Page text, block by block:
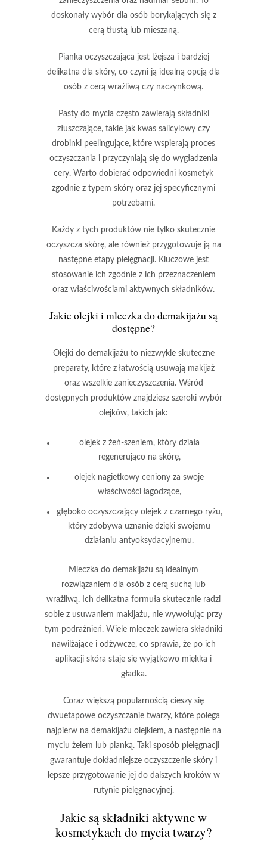
doskonały wybór dla osób borykających się z
cerą tłustą lub mieszaną.
Pianka oczyszczająca jest lżejsza i bardziej
delikatna dla skóry, co czyni ją idealną opcją dla
osób z cerą wrażliwą czy naczynkową.
Pasty do mycia często zawierają składniki
złuszczające, takie jak kwas salicylowy czy
drobinki peelingujące, które wspierają proces
oczyszczania i przyczyniają się do wygładzenia
cery. Warto dobierać odpowiedni kosmetyk
zgodnie z typem skóry oraz jej specyficznymi
potrzebami.
Każdy z tych produktów nie tylko skutecznie
oczyszcza skórę, ale również przygotowuje ją na
następne etapy pielęgnacji. Kluczowe jest
stosowanie ich zgodnie z ich przeznaczeniem
oraz właściwościami aktywnych składników.
Jakie olejki i mleczka do demakijażu są
dostępne?
Olejki do demakijażu to niezwykle skuteczne
preparaty, które z łatwością usuwają makijaż
oraz wszelkie zanieczyszczenia. Wśród
dostępnych produktów znajdziesz szeroki wybór
olejków, takich jak:
olejek z żeń-szeniem, który działa
regenerująco na skórę,
olejek nagietkowy ceniony za swoje
właściwości łagodzące,
głęboko oczyszczający olejek z czarnego ryżu,
który zdobywa uznanie dzięki swojemu
działaniu antyoksydacyjnemu.
Mleczka do demakijażu są idealnym
rozwiązaniem dla osób z cerą suchą lub
wrażliwą. Ich delikatna formuła skutecznie radzi
sobie z usuwaniem makijażu, nie wywołując przy
tym podrażnień. Wiele mleczek zawiera składniki
nawilżające i odżywcze, co sprawia, że po ich
aplikacji skóra staje się wyjątkowo miękka i
gładka.
Coraz większą popularnością cieszy się
dwuetapowe oczyszczanie twarzy, które polega
najpierw na demakijażu olejkiem, a następnie na
myciu żelem lub pianką. Taki sposób pielęgnacji
gwarantuje dokładniejsze oczyszczenie skóry i
lepsze przygotowanie jej do dalszych kroków w
rutynie pielęgnacyjnej.
Jakie są składniki aktywne w
kosmetykach do mycia twarzy?